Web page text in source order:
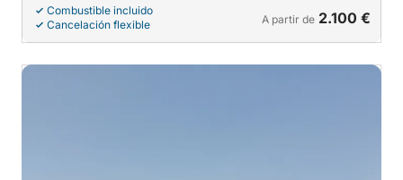
Combustible incluido
Cancelación flexible
A partir de 2.100 €